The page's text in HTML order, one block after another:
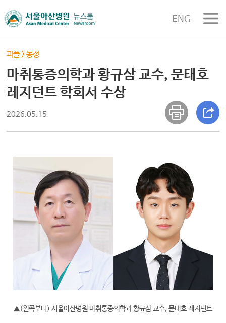
ENG
피플>동정
마취통증의학과 황규삼 교수, 문태호
레지던트 학회서 수상
2026.05.15
▲(왼쪽부터) 서울아산병원 마취통증의학과 황규삼 교수, 문태호 레지던트